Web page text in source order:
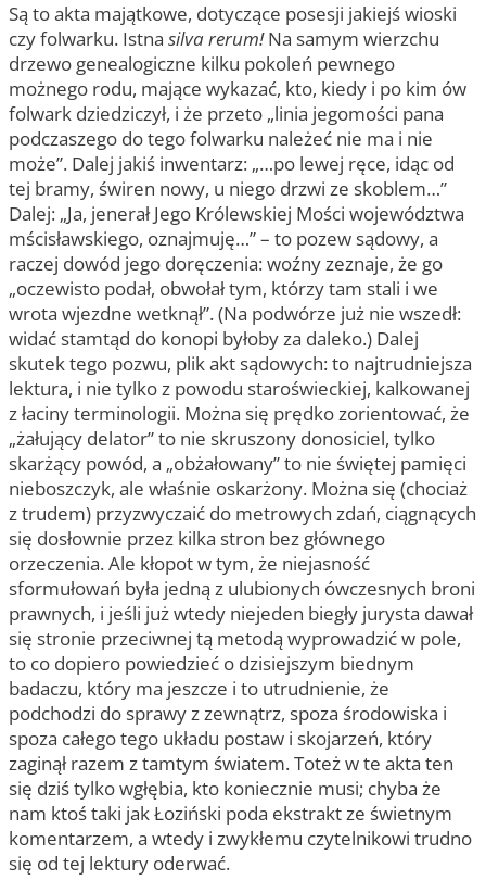
Są to akta majątkowe, dotyczące posesji jakiejś wioski
czy folwarku. Istna silva rerum!Na samym wierzchu
drzewo genealogiczne kilku pokoleń pewnego
możnego rodu, mające wykazać, kto, kiedy i po kim ów
folwark dziedziczył, i że przeto „linia jegomości pana
podczaszego do tego folwarku należeć nie ma i nie
może”. Dalej jakiś inwentarz: „…po lewej ręce, idąc od
tej bramy, świren nowy, u niego drzwi ze skoblem…”
Dalej: „Ja, jenerał Jego Królewskiej Mości województwa
mścisławskiego, oznajmuję…” – to pozew sądowy, a
raczej dowód jego doręczenia: woźny zeznaje, że go
„oczewisto podał, obwołał tym, którzy tam stali i we
wrota wjezdne wetknął”. (Na podwórze już nie wszedł:
widać stamtąd do konopi byłoby za daleko.) Dalej
skutek tego pozwu, plik akt sądowych: to najtrudniejsza
lektura, i nie tylko z powodu staroświeckiej, kalkowanej
z łaciny terminologii. Można się prędko zorientować, że
„żałujący delator” to nie skruszony donosiciel, tylko
skarżący powód, a „obżałowany” to nie świętej pamięci
nieboszczyk, ale właśnie oskarżony. Można się (chociaż
z trudem) przyzwyczaić do metrowych zdań, ciągnących
się dosłownie przez kilka stron bez głównego
orzeczenia. Ale kłopot w tym, że niejasność
sformułowań była jedną z ulubionych ówczesnych broni
prawnych, i jeśli już wtedy niejeden biegły jurysta dawał
się stronie przeciwnej tą metodą wyprowadzić w pole,
to co dopiero powiedzieć o dzisiejszym biednym
badaczu, który ma jeszcze i to utrudnienie, że
podchodzi do sprawy z zewnątrz, spoza środowiska i
spoza całego tego układu postaw i skojarzeń, który
zaginął razem z tamtym światem. Toteż w te akta ten
się dziś tylko wgłębia, kto koniecznie musi; chyba że
nam ktoś taki jak Łoziński poda ekstrakt ze świetnym
komentarzem, a wtedy i zwykłemu czytelnikowi trudno
się od tej lektury oderwać.